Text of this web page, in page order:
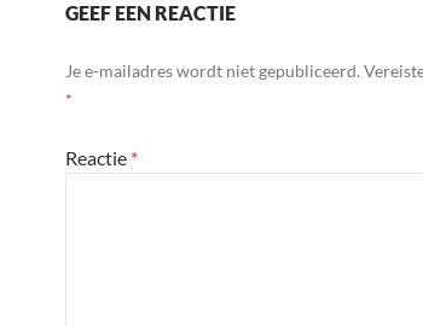
GEEF EEN REACTIE
Je e-mailadres wordt niet gepubliceerd.
*
Reactie *